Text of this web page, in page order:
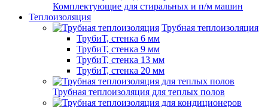
Комплектующие для стиральных и п/м машин
Теплоизоляция
Трубная теплоизоляция
ТрубиТ, стенка 6 мм
ТрубиТ, стенка 9 мм
ТрубиТ, стенка 13 мм
ТрубиТ, стенка 20 мм
Трубная теплоизоляция для теплых полов